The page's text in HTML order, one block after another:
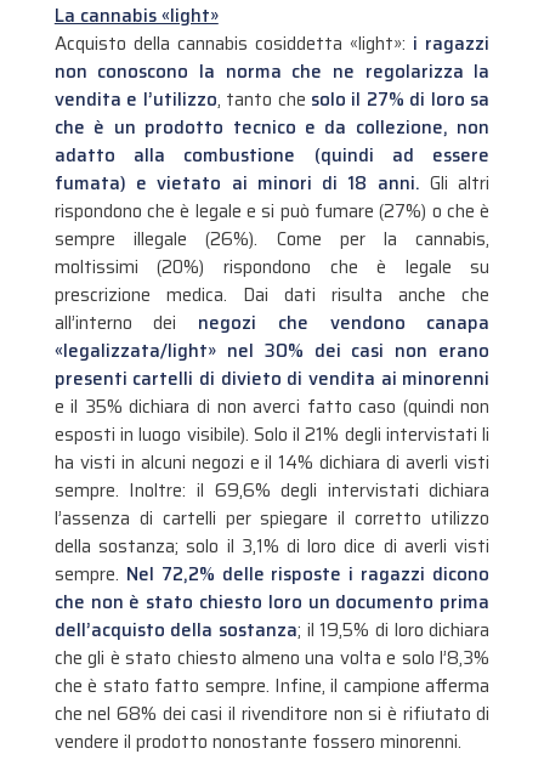
La cannabis «light»
Acquisto della cannabis cosiddetta «light»: i ragazzi
non conoscono la norma che ne regolarizza la
vendita e l’utilizzo, tanto che solo il 27% di loro sa
che è un prodotto tecnico e da collezione, non
adatto alla combustione (quindi ad essere
fumata) e vietato ai minori di 18 anni. Gli altri
rispondono che è legale e si può fumare (27%) o che è
sempre illegale (26%). Come per la cannabis,
moltissimi (20%) rispondono che è legale su
prescrizione medica. Dai dati risulta anche che
all’interno dei negozi che vendono canapa
«legalizzata/light» nel 30% dei casi non erano
presenti cartelli di divieto di vendita ai minorenni
e il 35% dichiara di non averci fatto caso (quindi non
esposti in luogo visibile). Solo il 21% degli intervistati li
ha visti in alcuni negozi e il 14% dichiara di averli visti
sempre. Inoltre: il 69,6% degli intervistati dichiara
l’assenza di cartelli per spiegare il corretto utilizzo
della sostanza; solo il 3,1% di loro dice di averli visti
sempre. Nel 72,2% delle risposte i ragazzi dicono
che non è stato chiesto loro un documento prima
dell’acquisto della sostanza; il 19,5% di loro dichiara
che gli è stato chiesto almeno una volta e solo l’8,3%
che è stato fatto sempre. Infine, il campione afferma
che nel 68% dei casi il rivenditore non si è rifiutato di
vendere il prodotto nonostante fossero minorenni.